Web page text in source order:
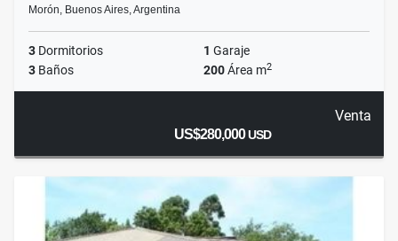
Morón, Buenos Aires, Argentina
3 Dormitorios 1 Garaje
3 Baños 200Área m2
Venta
US$280,000USD